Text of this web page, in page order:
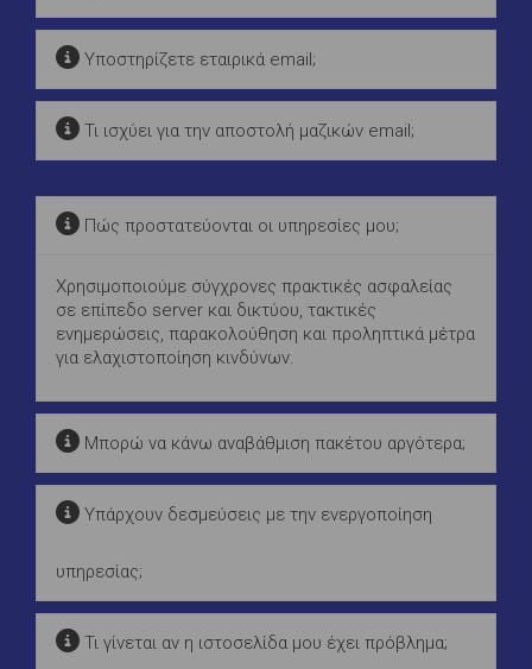
Υποστηρίζετε εταιρικά email;
Τι ισχύει για την αποστολή μαζικών email;
Πώς προστατεύονται οι υπηρεσίες μου;
Χρησιμοποιούμε σύγχρονες πρακτικές ασφαλείας
σε επίπεδο server και δικτύου, τακτικές
ενημερώσεις, παρακολούθηση και προληπτικά μέτρα
για ελαχιστοποίηση κινδύνων.
Μπορώ να κάνω αναβάθμιση πακέτου αργότερα;
Υπάρχουν δεσμεύσεις με την ενεργοποίηση
υπηρεσίας;
Τι γίνεται αν η ιστοσελίδα μου έχει πρόβλημα;